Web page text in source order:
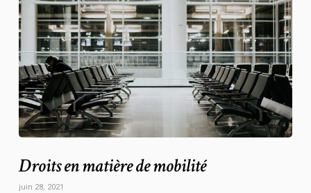
Droits en matière de mobilité
juin 28, 2021